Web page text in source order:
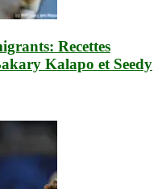
Recettes
Kalapo et Seedy